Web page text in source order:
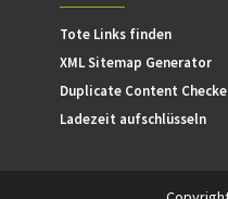
Tote Links finden
XML Sitemap Generator
Duplicate Content
Ladezeit aufschlüsseln